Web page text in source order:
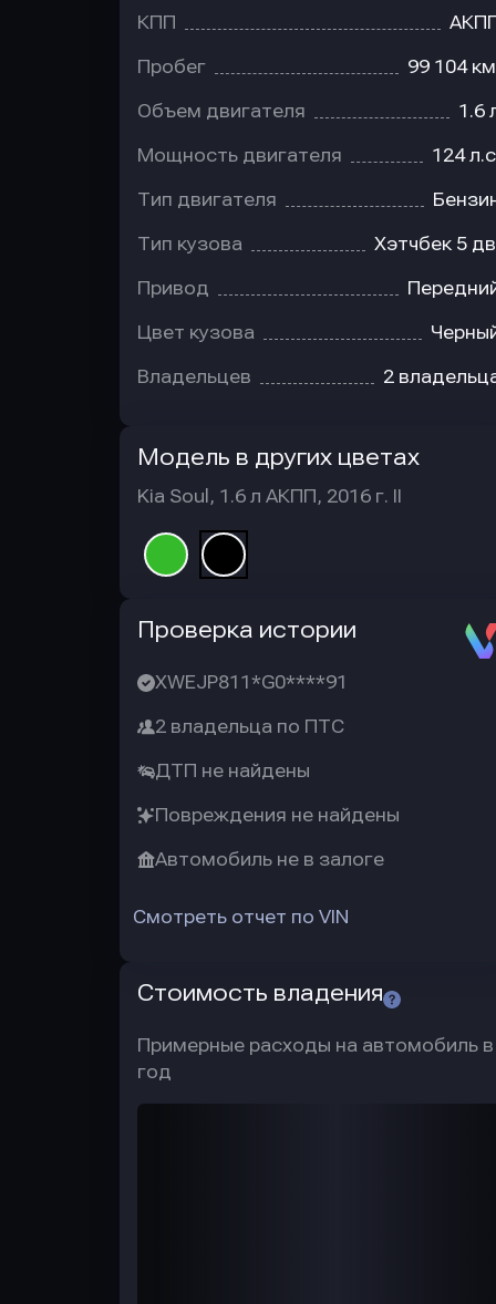
КПП
Пробег 99 104
Объем двигателя 1.6
Мощность двигателя 124
Тип двигателя
Тип кузова Хэтчбек 5
Привод
Цвет кузова
Владельцев 2
Модель в других цветах
Kia Soul, 1.6 л АКПП, 2016 г. II
Проверка истории
XWEJP811*G0****91
2 владельца по ПТС
ДТП не найдены
Повреждения не найдены
Автомобиль не в залоге
Смотреть отчет по VIN
Стоимость владения
Примерные расходы на автомобиль в
год